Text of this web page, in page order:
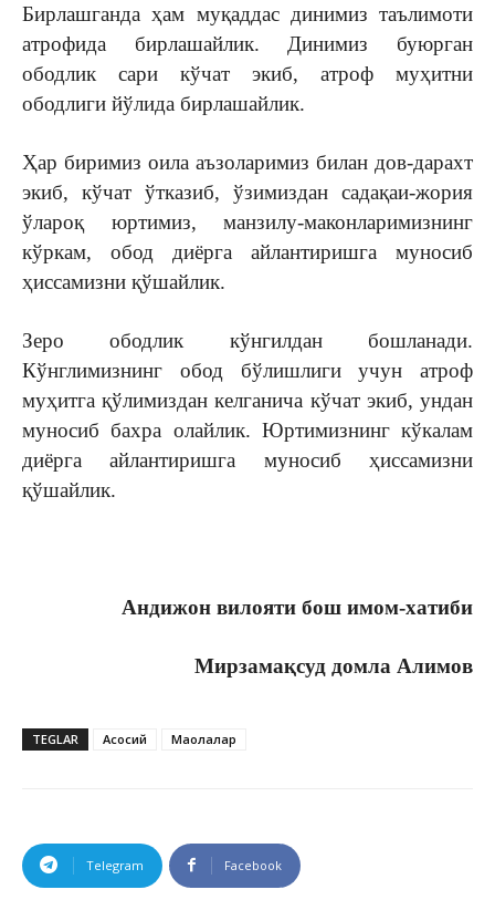
Бирлашганда ҳам муқаддас динимиз таълимоти
атрофида бирлашайлик. Динимиз буюрган
ободлик сари кўчат экиб, атроф муҳитни
ободлиги йўлида бирлашайлик.
Ҳар биримиз оила аъзоларимиз билан дов-дарахт
экиб, кўчат ўтказиб, ўзимиздан садақаи-жория
ўлароқ юртимиз, манзилу-маконларимизнинг
кўркам, обод диёрга айлантиришга муносиб
ҳиссамизни қўшайлик.
Зеро ободлик кўнгилдан бошланади.
Кўнглимизнинг обод бўлишлиги учун атроф
муҳитга қўлимиздан келганича кўчат экиб, ундан
муносиб бахра олайлик. Юртимизнинг кўкалам
диёрга айлантиришга муносиб ҳиссамизни
қўшайлик.
Андижон вилояти бош имом-хатиби
Мирзамақсуд домла Алимов
TEGLAR Асосий Мақолалар
Telegram Facebook